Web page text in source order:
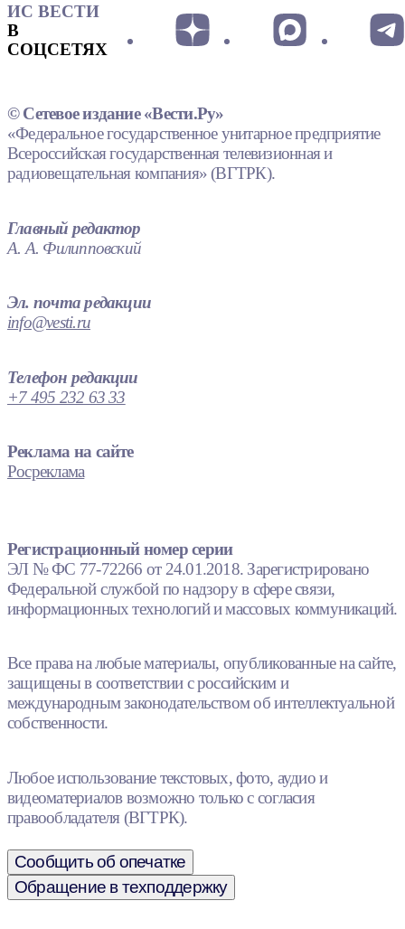
ИС ВЕСТИ
В
СОЦСЕТЯХ
© Сетевое издание «Вести.Ру»
«Федеральное государственное унитарное предприятие
Всероссийская государственная телевизионная и
радиовещательная компания» (ВГТРК).
Главный редактор
А. А. Филипповский
Эл. почта редакции
info@vesti.ru
Телефон редакции
+7 495 232 63 33
Реклама на сайте
Росреклама
Регистрационный номер серии
ЭЛ № ФС 77-72266 от 24.01.2018. Зарегистрировано
Федеральной службой по надзору в сфере связи,
информационных технологий и массовых коммуникаций.
Все права на любые материалы, опубликованные на сайте,
защищены в соответствии с российским и
международным законодательством об интеллектуальной
собственности.
Любое использование текстовых, фото, аудио и
видеоматериалов возможно только с согласия
правообладателя (ВГТРК).
Сообщить об опечатке
Обращение в техподдержку